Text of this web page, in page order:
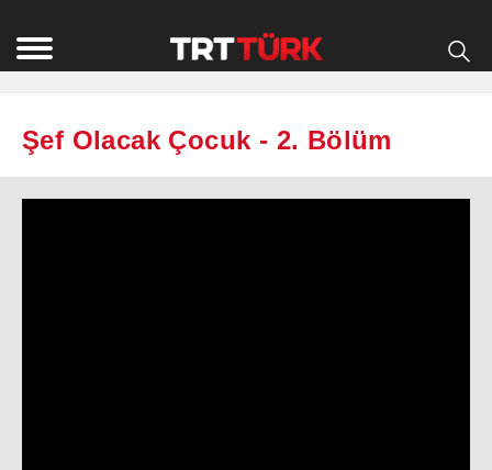
Şef Olacak Çocuk - 2. Bölüm